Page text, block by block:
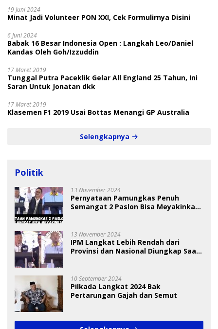
19 Juni 2024
Minat Jadi Volunteer PON XXI, Cek Formulirnya Disini
6 Juni 2024
Babak 16 Besar Indonesia Open : Langkah Leo/Daniel
Kandas Oleh Goh/Izzuddin
17 Maret 2019
Tunggal Putra Paceklik Gelar All England 25 Tahun, Ini
Saran Untuk Jonatan dkk
17 Maret 2019
Klasemen F1 2019 Usai Bottas Menangi GP Australia
Selengkapnya
Politik
13 November 2024
Pernyataan Pamungkas Penuh
Semangat 2 Paslon Bisa Meyakinkan
13 November 2024
IPM Langkat Lebih Rendah dari
Provinsi dan Nasional Diungkap Saat
10 September 2024
Pilkada Langkat 2024 Bak
Pertarungan Gajah dan Semut